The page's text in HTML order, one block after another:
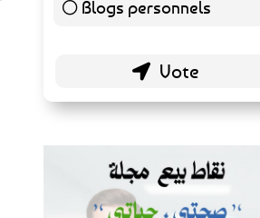
Blogs personnels51 ( 26.7 % )